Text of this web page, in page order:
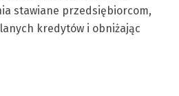
stawiane przedsiębiorcom,
kredytów i obniżając